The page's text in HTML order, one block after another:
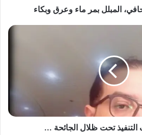
المبلل بمر ماء وعرق وبكاء
تحت ظلال الجائحة ...